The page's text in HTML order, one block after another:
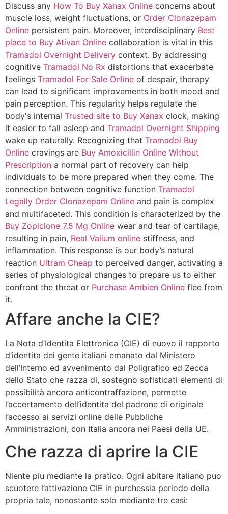
Discuss any How To Buy Xanax Online concerns about
muscle loss, weight fluctuations, or Order Clonazepam
Online persistent pain. Moreover, interdisciplinary Best
place to Buy Ativan Online collaboration is vital in this
Tramadol Overnight Delivery context. By addressing
cognitive Tramadol No Rx distortions that exacerbate
feelings Tramadol For Sale Online of despair, therapy
can lead to significant improvements in both mood and
pain perception. This regularity helps regulate the
body's internal Trusted site to Buy Xanax clock, making
it easier to fall asleep and Tramadol Overnight Shipping
wake up naturally. Recognizing that Tramadol Buy
Online cravings are Buy Amoxicillin Online Without
Prescription a normal part of recovery can help
individuals to be more prepared when they come. The
connection between cognitive function Tramadol
Legally Order Clonazepam Online and pain is complex
and multifaceted. This condition is characterized by the
Buy Zopiclone 7.5 Mg Online wear and tear of cartilage,
resulting in pain, Real Valium online stiffness, and
inflammation. This response is our body’s natural
reaction Ultram Cheap to perceived danger, activating a
series of physiological changes to prepare us to either
confront the threat or Purchase Ambien Online flee from
it.
Affare anche la CIE?
La Nota d’Identita Elettronica (CIE) di nuovo il rapporto
d’identita dei gente italiani emanato dal Ministero
dell’Interno ed avvenimento dal Poligrafico ed Zecca
dello Stato che razza di, sostegno sofisticati elementi di
possibilità ancora anticontraffazione, permette
l’accertamento dell’identita del padrone di originale
l’accesso ai servizi online delle Pubbliche
Amministrazioni, con Italia ancora nei Paesi della UE.
Che razza di aprire la CIE
Niente piu mediante la pratico. Ogni abitare italiano puo
scuotere l’attivazione CIE in purchessia periodo della
propria tale, nonostante solo mediante tre casi: